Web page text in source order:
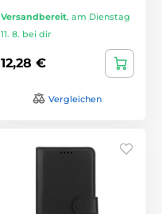
Versandbereit, am Dienstag
11. 8. bei dir
12,28 €
Vergleichen